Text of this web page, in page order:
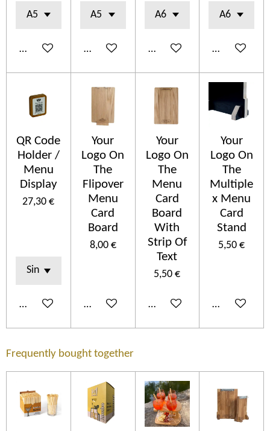
Añadir al carritoAñadir al carritoAñadir al carritoAñadir al
QR Code
Holder /
Menu
Display
27,30 €
Añadir al carrito
Your
Logo On
The
Flipover
Menu
Card
Board
8,00 €
Añadir al carrito
Your
Logo On
The
Menu
Card
Board
With
Strip Of
Text
5,50 €
Añadir al carrito
Your
Logo On
The
Multiple
x Menu
Card
Stand
5,50 €
Añadir al
Frequently bought together